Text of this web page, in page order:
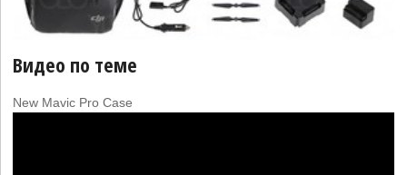
Видео по теме
New Mavic Pro Case